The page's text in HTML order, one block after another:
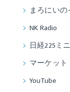
まろにい
NK Radio
日経225ミニ
マーケット
YouTube